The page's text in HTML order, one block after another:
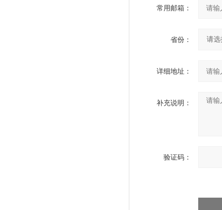
常用邮箱：
省份：
详细地址：
补充说明：
验证码：